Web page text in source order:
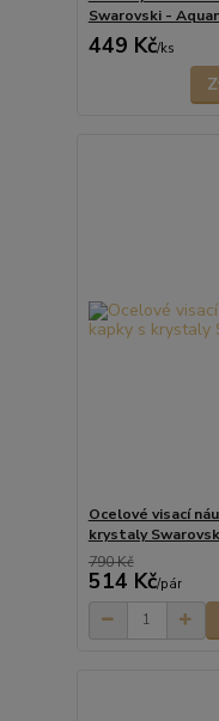
Swarovski -
449 Kč/ks
Ocelové visací
krystaly
790 Kč
514 Kč/pár